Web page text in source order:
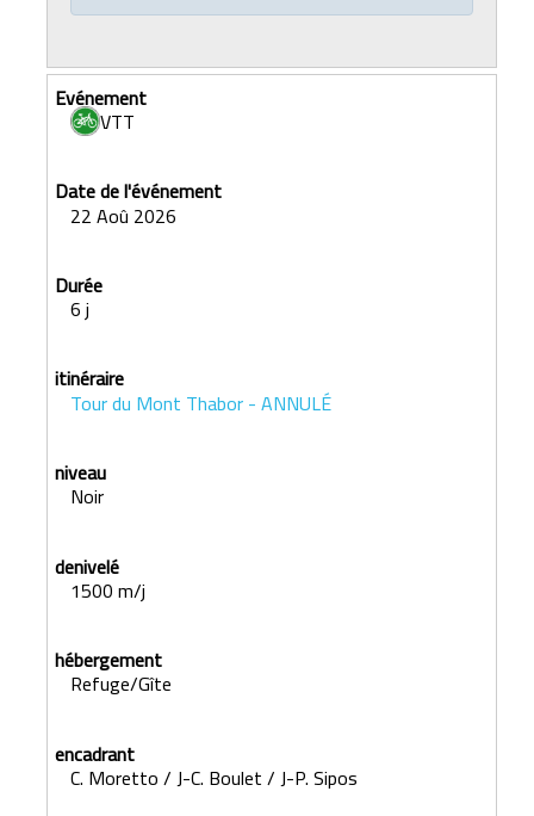
VTT
22 Aoû 2026
6 j
Tour du Mont Thabor - ANNULÉ
Noir
1500 m/j
Refuge/Gîte
C. Moretto / J-C. Boulet / J-P. Sipos